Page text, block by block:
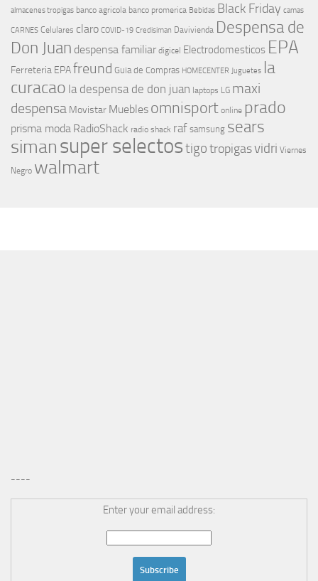
almacenes tropigas banco agricola banco promerica Bebidas Black Friday camas
CARNES Celulares claro COVID-19 Credisiman Davivienda Despensa de
Don Juan despensa familiar digicel Electrodomesticos EPA
Ferreteria EPAfreund Guia de Compras HOMECENTER Juguetes la
curacao la despensa de don juan laptops LG maxi
despensa Movistar Muebles omnisport online prado
prisma moda RadioShack radio shack raf samsung sears
simansuper selectostigotropigasvidri Viernes
Negro walmart
----
Enter your email address: